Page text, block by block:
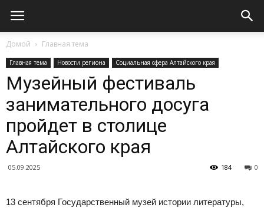
Домой Главная тема
Главная тема Новости региона Социальная сфера Алтайского края
Музейный фестиваль
занимательного досуга
пройдет в столице
Алтайского края
05.09.2025 0
184
13 сентября Государственный музей истории литературы,